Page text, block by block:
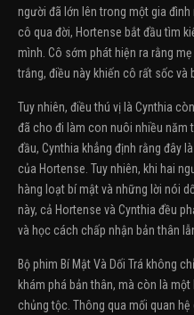
người đã lớn lên trong một gia
cô qua đời, Hortense bắt đầu tìm
mình. Cô sớm phát hiện ra rằng
trắng, điều này khiến cô rất sốc và
Tuy nhiên, điều thú vị là Cynthia
đã cho đi làm con nuôi nhiều năm
đầu, Cynthia khẳng định rằng đây
của Hortense. Tuy nhiên, khi hai
hàng loạt bí mật và những lời nói
này, cả Hortense và Cynthia đều
và học cách chấp nhận bản thân
Bộ phim Bí Mật Và Dối Trá không
khám phá bản thân, mà còn là
chủng tộc. Thông qua mối quan